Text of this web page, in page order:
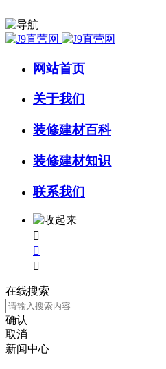
网站首页
关于我们
装修建材百科
装修建材知识
联系我们



在线搜索
确认
取消
新闻中心